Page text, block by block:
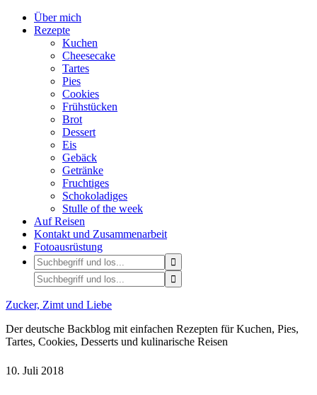
Über mich
Rezepte
Kuchen
Cheesecake
Tartes
Pies
Cookies
Frühstücken
Brot
Dessert
Eis
Gebäck
Getränke
Fruchtiges
Schokoladiges
Stulle of the week
Auf Reisen
Kontakt und Zusammenarbeit
Fotoausrüstung
Zucker, Zimt und Liebe
Der deutsche Backblog mit einfachen Rezepten für Kuchen, Pies,
Tartes, Cookies, Desserts und kulinarische Reisen
10. Juli 2018